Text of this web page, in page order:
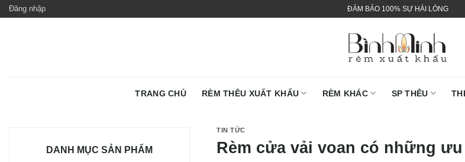
SkipĐăng nhập ĐẢM BẢO 100% SỰ HÀI LÒNG
TRANG CHỦ RÈM THÊU XUẤT KHẨU RÈM KHÁC SP THÊU
DANH MỤC SẢN PHẨM
TIN TỨC
Rèm cửa vải voan có những